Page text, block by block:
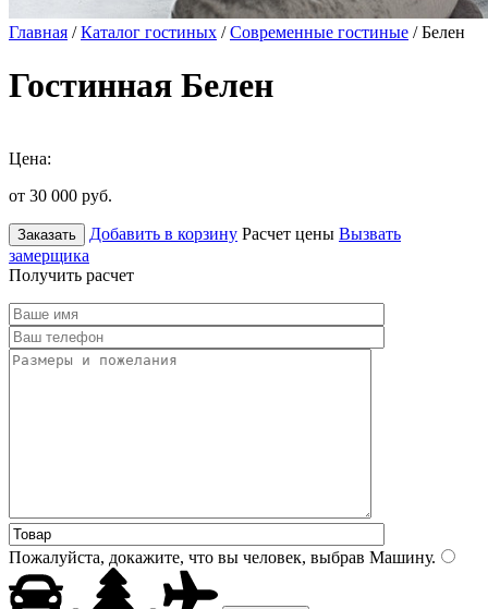
Главная /Каталог гостиных /Современные гостиные / Белен
Гостинная Белен
Цена:
от 30 000 руб.
Заказать Добавить в корзину Расчет цены Вызвать
замерщика
Получить расчет
Пожалуйста, докажите, что вы человек, выбрав Машину.